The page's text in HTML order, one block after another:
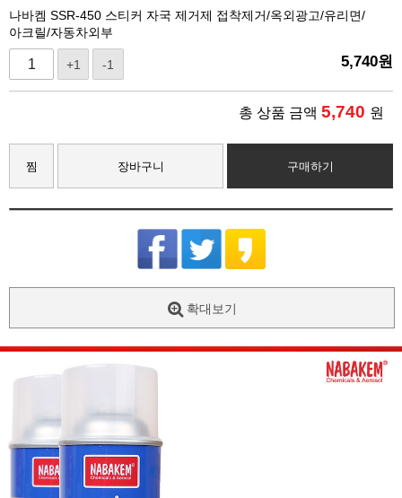
나바켐 SSR-450 스티커 자국 제거제 접착제거/옥외광고/유리면/
아크릴/자동차외부
+1 -1 5,740원
총 상품 금액 5,740 원
찜 장바구니 구매하기
확대보기